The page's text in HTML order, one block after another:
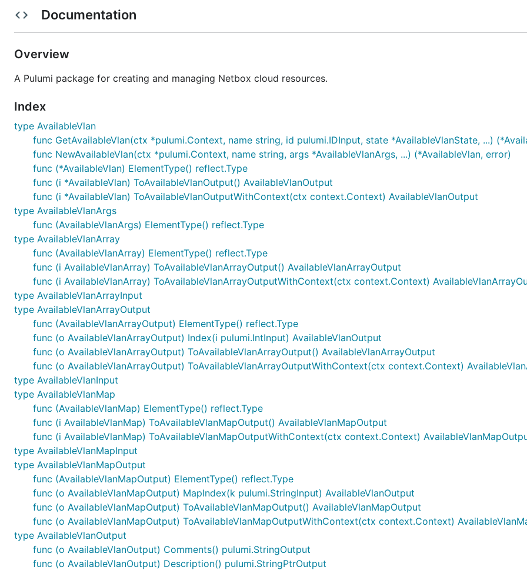
Documentation
Overview
A Pulumi package for creating and managing Netbox cloud resources.
Index
type AvailableVlan
func GetAvailableVlan(ctx *pulumi.Context, name string, id pulumi.IDInput, state *AvailableVlanState, ...)
func NewAvailableVlan(ctx *pulumi.Context, name string, args *AvailableVlanArgs, ...) (*AvailableVlan, error)
func (*AvailableVlan) ElementType() reflect.Type
func (i *AvailableVlan) ToAvailableVlanOutput() AvailableVlanOutput
func (i *AvailableVlan) ToAvailableVlanOutputWithContext(ctx context.Context) AvailableVlanOutput
type AvailableVlanArgs
func (AvailableVlanArgs) ElementType() reflect.Type
type AvailableVlanArray
func (AvailableVlanArray) ElementType() reflect.Type
func (i AvailableVlanArray) ToAvailableVlanArrayOutput() AvailableVlanArrayOutput
func (i AvailableVlanArray) ToAvailableVlanArrayOutputWithContext(ctx context.Context)
type AvailableVlanArrayInput
type AvailableVlanArrayOutput
func (AvailableVlanArrayOutput) ElementType() reflect.Type
func (o AvailableVlanArrayOutput) Index(i pulumi.IntInput) AvailableVlanOutput
func (o AvailableVlanArrayOutput) ToAvailableVlanArrayOutput() AvailableVlanArrayOutput
func (o AvailableVlanArrayOutput) ToAvailableVlanArrayOutputWithContext(ctx context.Context)
type AvailableVlanInput
type AvailableVlanMap
func (AvailableVlanMap) ElementType() reflect.Type
func (i AvailableVlanMap) ToAvailableVlanMapOutput() AvailableVlanMapOutput
func (i AvailableVlanMap) ToAvailableVlanMapOutputWithContext(ctx context.Context)
type AvailableVlanMapInput
type AvailableVlanMapOutput
func (AvailableVlanMapOutput) ElementType() reflect.Type
func (o AvailableVlanMapOutput) MapIndex(k pulumi.StringInput) AvailableVlanOutput
func (o AvailableVlanMapOutput) ToAvailableVlanMapOutput() AvailableVlanMapOutput
func (o AvailableVlanMapOutput) ToAvailableVlanMapOutputWithContext(ctx context.Context)
type AvailableVlanOutput
func (o AvailableVlanOutput) Comments() pulumi.StringOutput
func (o AvailableVlanOutput) Description() pulumi.StringPtrOutput